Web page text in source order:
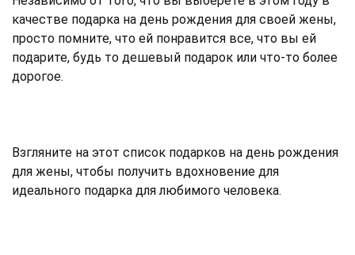
качестве подарка на день рождения для своей жены,
просто помните, что ей понравится все, что вы ей
подарите, будь то дешевый подарок или что-то более
дорогое.
Взгляните на этот список подарков на день рождения
для жены, чтобы получить вдохновение для
идеального подарка для любимого человека.